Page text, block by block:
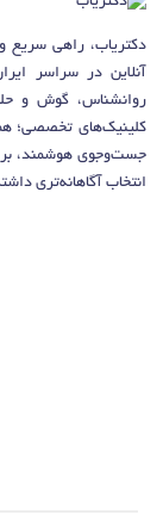
دکتریاب، راهی سریع
آنلاین در سراسر
روانشناس، گوش و
کلینیک‌های تخصصی؛
جست‌وجوی هوشمند،
انتخاب آگاهانه‌تری